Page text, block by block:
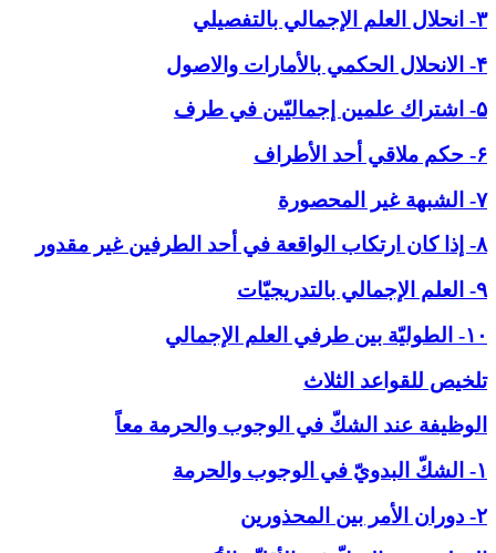
۳- انحلال العلم الإجمالي بالتفصيلي
۴- الانحلال الحكمي بالأمارات والاصول
۵- اشتراك علمين إجماليّين في طرف
۶- حكم ملاقي أحد الأطراف
۷- الشبهة غير المحصورة
۸- إذا كان ارتكاب الواقعة في أحد الطرفين غير مقدور
۹- العلم الإجمالي بالتدريجيّات
۱۰- الطوليّة بين طرفي العلم الإجمالي
تلخيص للقواعد الثلاث
الوظيفة عند الشكّ في ‏الوجوب والحرمة معاً
۱- الشكّ البدويّ في الوجوب والحرمة
۲- دوران الأمر بين المحذورين